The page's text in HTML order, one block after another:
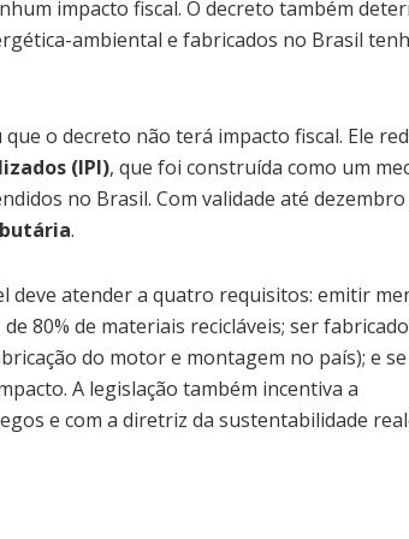
impacto fiscal. O decreto também
ambiental e fabricados no Brasil
o decreto não terá impacto fiscal. Ele
(IPI), que foi construída como um
no Brasil. Com validade até dezembro
.
deve atender a quatro requisitos: emitir
80% de materiais recicláveis; ser
do motor e montagem no país); e se
A legislação também incentiva a
e com a diretriz da sustentabilidade